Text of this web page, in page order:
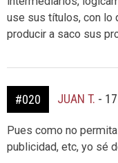
use sus títulos, con lo
producir a saco sus
#020 JUAN T. -
Pues como no
publicidad, etc, yo sé